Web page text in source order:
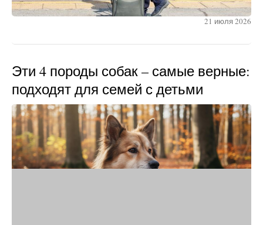
21 июля 2026
Эти 4 породы собак – самые верные:
подходят для семей с детьми